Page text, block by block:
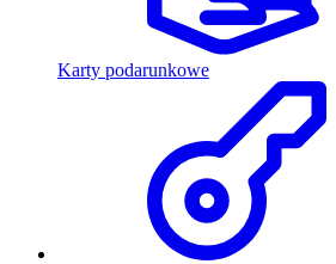
Karty podarunkowe